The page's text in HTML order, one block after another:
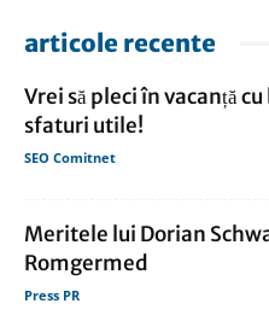
articole recente
Vrei să pleci în vacanță
sfaturi utile!
SEO Comitnet
Meritele lui Dorian
Romgermed
Press PR